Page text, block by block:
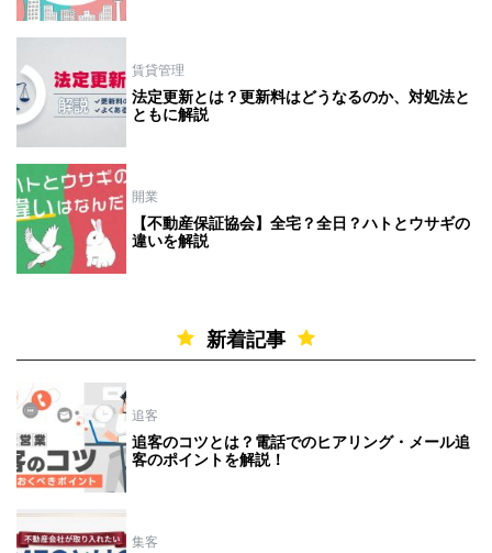
賃貸管理
法定更新とは？更新料はどうなるのか、対処法と
ともに解説
開業
【不動産保証協会】全宅？全日？ハトとウサギの
違いを解説
新着記事
追客
追客のコツとは？電話でのヒアリング・メール追
客のポイントを解説！
集客